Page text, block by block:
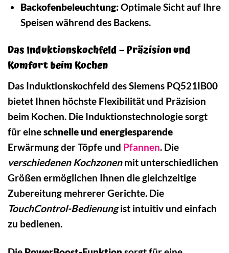
Backofenbeleuchtung:Optimale Sicht auf Ihre
Speisen während des Backens.
Das Induktionskochfeld – Präzision und
Komfort beim Kochen
Das Induktionskochfeld des Siemens PQ521IB00
bietet Ihnen höchste Flexibilität und Präzision
beim Kochen. Die Induktionstechnologie sorgt
für eineschnelle und energiesparende
Erwärmung der Töpfe und Pfannen. Die
verschiedenen Kochzonenmit unterschiedlichen
Größen ermöglichen Ihnen die gleichzeitige
Zubereitung mehrerer Gerichte. Die
TouchControl-Bedienungist intuitiv und einfach
zu bedienen.